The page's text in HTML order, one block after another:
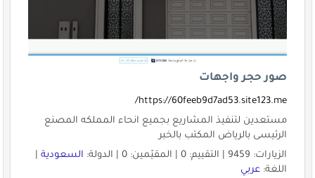
صور حجر واجهات
https://60feeb9d7ad53.site123.me/
مستعدين لتنفيذ المشاريع بجميع انحاء المملكه المصنع
الرئيسى بالرياض المكتب بالخبر
الزيارات: 9459 | التقييم: 0 | المقيّمين: 0 | الدولة:
السعودية|
اللغة: عربي